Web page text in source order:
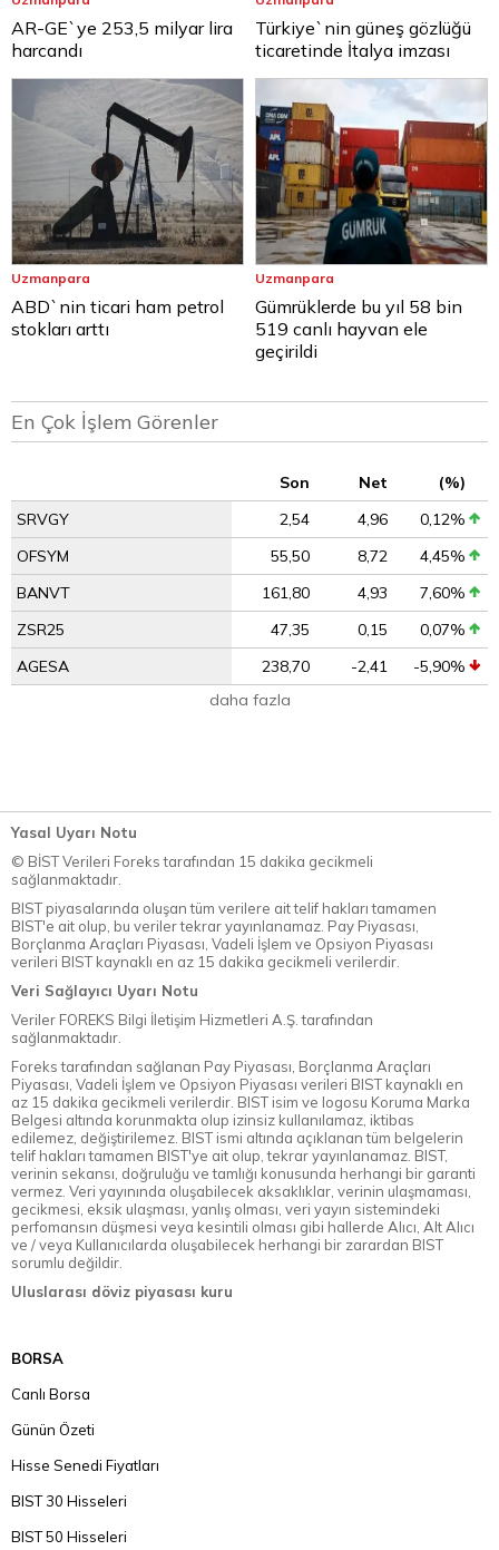
AR-GE`ye 253,5 milyar lira
harcandı
Türkiye`nin güneş gözlüğü
ticaretinde İtalya imzası
Uzmanpara
ABD`nin ticari ham petrol
stokları arttı
Uzmanpara
Gümrüklerde bu yıl 58 bin
519 canlı hayvan ele
geçirildi
En Çok İşlem Görenler
Son Net
(%)
SRVGY
2,54 4,96
0,12%
OFSYM
55,50 8,72
4,45%
BANVT
161,80 4,93
7,60%
ZSR25
47,35 0,15
0,07%
AGESA
238,70 -2,41
-5,90%
daha fazla
Yasal Uyarı Notu
© BİST Verileri Foreks tarafından 15 dakika gecikmeli
sağlanmaktadır.
BIST piyasalarında oluşan tüm verilere ait telif hakları tamamen
BIST'e ait olup, bu veriler tekrar yayınlanamaz. Pay Piyasası,
Borçlanma Araçları Piyasası, Vadeli İşlem ve Opsiyon Piyasası
verileri BIST kaynaklı en az 15 dakika gecikmeli verilerdir.
Veri Sağlayıcı Uyarı Notu
Veriler FOREKS Bilgi İletişim Hizmetleri A.Ş. tarafından
sağlanmaktadır.
Foreks tarafından sağlanan Pay Piyasası, Borçlanma Araçları
Piyasası, Vadeli İşlem ve Opsiyon Piyasası verileri BIST kaynaklı en
az 15 dakika gecikmeli verilerdir. BIST isim ve logosu Koruma Marka
Belgesi altında korunmakta olup izinsiz kullanılamaz, iktibas
edilemez, değiştirilemez. BIST ismi altında açıklanan tüm belgelerin
telif hakları tamamen BIST'ye ait olup, tekrar yayınlanamaz. BIST,
verinin sekansı, doğruluğu ve tamlığı konusunda herhangi bir garanti
vermez. Veri yayınında oluşabilecek aksaklıklar, verinin ulaşmaması,
gecikmesi, eksik ulaşması, yanlış olması, veri yayın sistemindeki
perfomansın düşmesi veya kesintili olması gibi hallerde Alıcı, Alt Alıcı
ve / veya Kullanıcılarda oluşabilecek herhangi bir zarardan BIST
sorumlu değildir.
Uluslarası döviz piyasası kuru
BORSA
Canlı Borsa
Günün Özeti
Hisse Senedi Fiyatları
BIST 30 Hisseleri
BIST 50 Hisseleri